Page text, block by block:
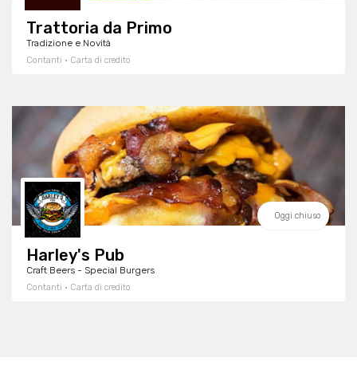
Trattoria da Primo
Tradizione e Novità
Contanti · Carta di credito
Oggi chiuso
Harley's Pub
Craft Beers - Special Burgers
Contanti · Carta di credito